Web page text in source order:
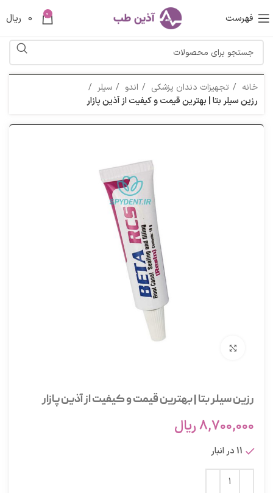
فهرست 0
0 ریال
خانه تجهیزات دندان پزشکی اندو
سیلر
رزین سیلر بتا | بهترین قیمت و کیفیت از آذین پازار
رزین سیلر بتا | بهترین قیمت و کیفیت از آذین پازار
8,700,000ریال
11 در انبار